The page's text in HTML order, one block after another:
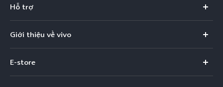
X300
V60
V60 Lite 5G
V50 Lite 5G
Hỗ trợ
Trung tâm dịch vụ
Funtouch OS
Giới thiệu về vivo
Tin tức
E-store